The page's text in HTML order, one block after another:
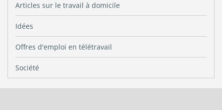
Articles sur le travail à domicile
Idées
Offres d'emploi en télétravail
Société